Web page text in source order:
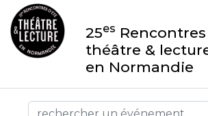
25es
théâtre &
en Normandie